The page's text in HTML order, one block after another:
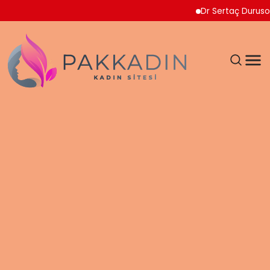
Dr Sertaç Durusoy